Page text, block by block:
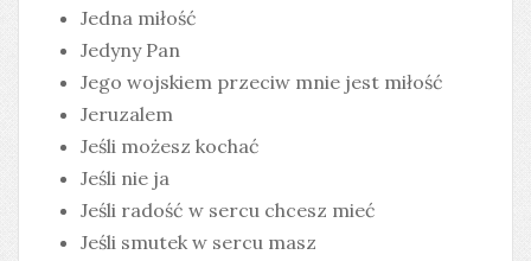
Jedna miłość
Jedyny Pan
Jego wojskiem przeciw mnie jest miłość
Jeruzalem
Jeśli możesz kochać
Jeśli nie ja
Jeśli radość w sercu chcesz mieć
Jeśli smutek w sercu masz